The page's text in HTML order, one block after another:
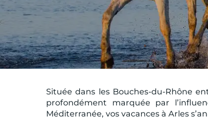
Située dans les Bouches-du-Rhône
profondément marquée par
Méditerranée, vos vacances à Arles